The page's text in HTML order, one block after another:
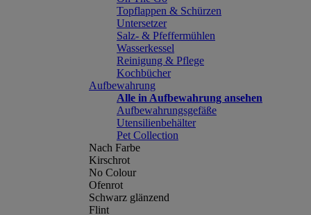
Topflappen & Schürzen
Untersetzer
Salz- & Pfeffermühlen
Wasserkessel
Reinigung & Pflege
Kochbücher
Aufbewahrung
Alle in Aufbewahrung ansehen
Aufbewahrungsgefäße
Utensilienbehälter
Pet Collection
Nach Farbe
Kirschrot
No Colour
Ofenrot
Schwarz glänzend
Flint